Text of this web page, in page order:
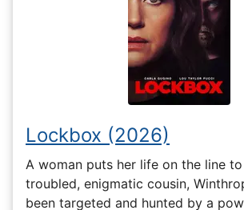
Lockbox (2026)
A woman puts her life on the line
troubled, enigmatic cousin,
been targeted and hunted by a